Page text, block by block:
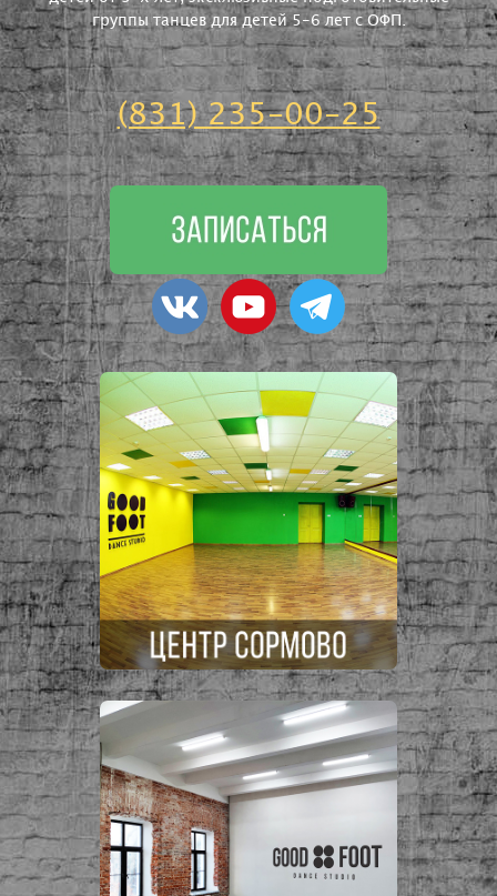
группы танцев для детей 5-6 лет с ОФП.
(831) 235-00-25